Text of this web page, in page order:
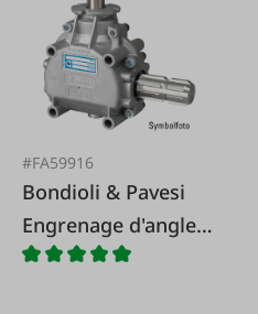
#FA59916
Bondioli & Pavesi
Engrenage d'angle
1020 pour scies